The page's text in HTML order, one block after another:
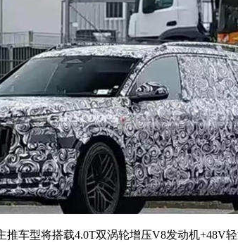
型将搭载4.0T双涡轮增压V8发动机+48V